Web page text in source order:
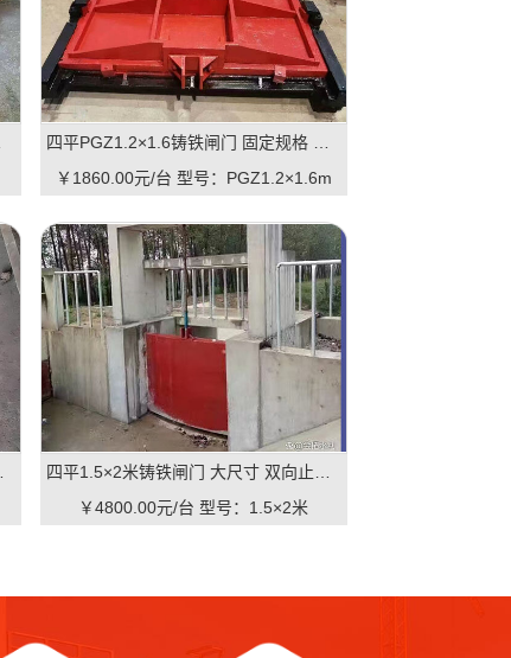
￥1860.00元/台 型号：PGZ1.2×1.6m
￥4800.00元/台 型号：1.5×2米